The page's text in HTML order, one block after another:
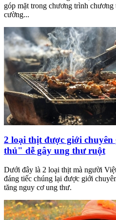
góp mặt trong chương trình
cường...
2 loại thịt được giới
thủ" dễ gây ung thư ruột
Dưới đây là 2 loại thịt mà người
đáng tiếc chúng lại được giới
tăng nguy cơ ung thư.